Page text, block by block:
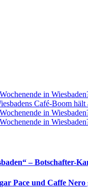
in
Café-Boom
in
in
– Botschafter-
Pace und Caffe